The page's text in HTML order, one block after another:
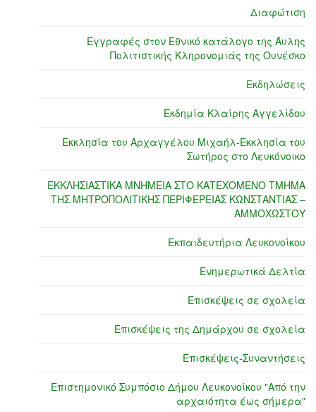
Διαφώτιση
Εγγραφές στον Εθνικό κατάλογο της Άυλης
Πολιτιστικής Κληρονομιάς της Ουνέσκο
Εκδηλώσεις
Εκδημία Κλαίρης Αγγελίδου
Εκκλησία του Αρχαγγέλου Μιχαήλ-Εκκλησία του
Σωτήρος στο Λευκόνοικο
ΕΚΚΛΗΣΙΑΣΤΙΚΑ ΜΝΗΜΕΙΑ ΣΤΟ ΚΑΤΕΧΟΜΕΝΟ ΤΜΗΜΑ
ΤΗΣ ΜΗΤΡΟΠΟΛΙΤΙΚΗΣ ΠΕΡΙΦΕΡΕΙΑΣ ΚΩΝΣΤΑΝΤΙΑΣ –
ΑΜΜΟΧΩΣΤΟΥ
Εκπαιδευτήρια Λευκονοίκου
Ενημερωτικά Δελτία
Επισκέψεις σε σχολεία
Επισκέψεις της Δημάρχου σε σχολεία
Επισκέψεις-Συναντήσεις
Επιστημονικό Συμπόσιο Δήμου Λευκονοίκου "Από την
αρχαιότητα έως σήμερα"